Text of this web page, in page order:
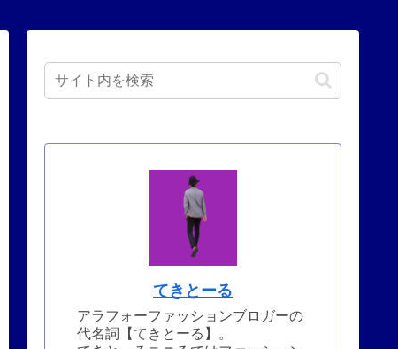
てきとーる
アラフォーファッションブロガーの
代名詞【てきとーる】。